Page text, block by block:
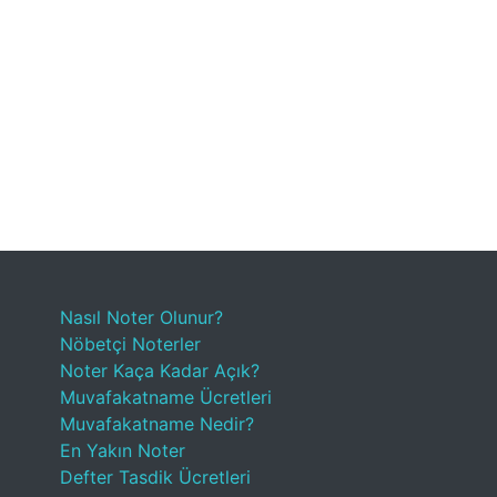
Nasıl Noter Olunur?
Nöbetçi Noterler
Noter Kaça Kadar Açık?
Muvafakatname Ücretleri
Muvafakatname Nedir?
En Yakın Noter
Defter Tasdik Ücretleri